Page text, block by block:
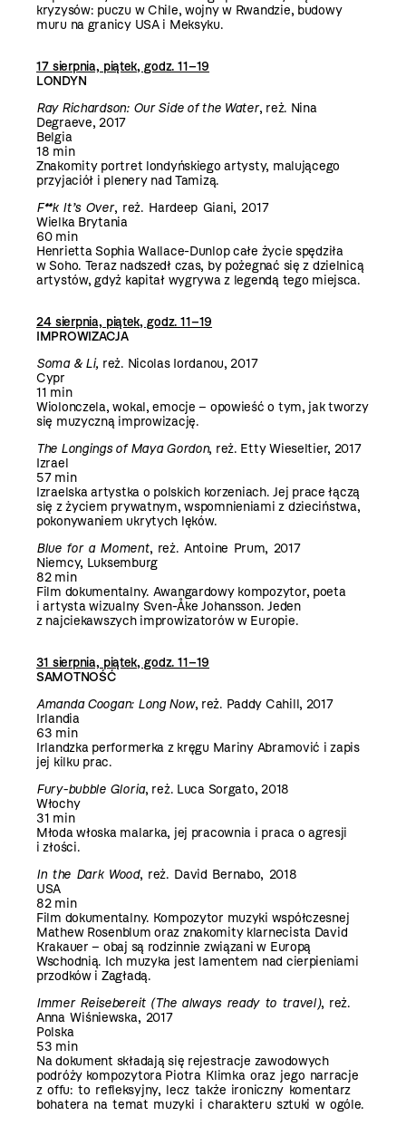
kryzysów: puczu w Chile, wojny w Rwandzie, budowy
muru na granicy USA i Meksyku.
17 sierpnia, piątek, godz. 11–19
LONDYN
Ray Richardson: Our Side of the Water, reż. Nina
Degraeve, 2017
Belgia
18 min
Znakomity portret londyńskiego artysty, malującego
przyjaciół i plenery nad Tamizą.
F**k It’s Over, reż. Hardeep Giani, 2017
Wielka Brytania
60 min
Henrietta Sophia Wallace-Dunlop całe życie spędziła
w Soho. Teraz nadszedł czas, by pożegnać się z dzielnicą
artystów, gdyż kapitał wygrywa z legendą tego miejsca.
24 sierpnia, piątek, godz. 11–19
IMPROWIZACJA
Soma & Li, reż. Nicolas Iordanou, 2017
Cypr
11 min
Wiolonczela, wokal, emocje – opowieść o tym, jak tworzy
się muzyczną improwizację.
The Longings of Maya Gordon, reż. Etty Wieseltier, 2017
Izrael
57 min
Izraelska artystka o polskich korzeniach. Jej prace łączą
się z życiem prywatnym, wspomnieniami z dzieciństwa,
pokonywaniem ukrytych lęków.
Blue for a Moment, reż. Antoine Prum, 2017
Niemcy, Luksemburg
82 min
Film dokumentalny. Awangardowy kompozytor, poeta
i artysta wizualny Sven-Åke Johansson. Jeden
z najciekawszych improwizatorów w Europie.
31 sierpnia, piątek, godz. 11–19
SAMOTNOŚĆ
Amanda Coogan: Long Now, reż. Paddy Cahill, 2017
Irlandia
63 min
Irlandzka performerka z kręgu Mariny Abramović i zapis
jej kilku prac.
Fury-bubble Gloria, reż. Luca Sorgato, 2018
Włochy
31 min
Młoda włoska malarka, jej pracownia i praca o agresji
i złości.
In the Dark Wood, reż. David Bernabo, 2018
USA
82 min
Film dokumentalny. Kompozytor muzyki współczesnej
Mathew Rosenblum oraz znakomity klarnecista David
Krakauer – obaj są rodzinnie związani w Europą
Wschodnią. Ich muzyka jest lamentem nad cierpieniami
przodków i Zagładą.
Immer Reisebereit (The always ready to travel), reż.
Anna Wiśniewska, 2017
Polska
53 min
Na dokument składają się rejestracje zawodowych
podróży kompozytora Piotra Klimkaoraz jego narracje
z offu: to refleksyjny, lecz także ironiczny komentarz
bohatera na temat muzyki i charakteru sztuki w ogóle.